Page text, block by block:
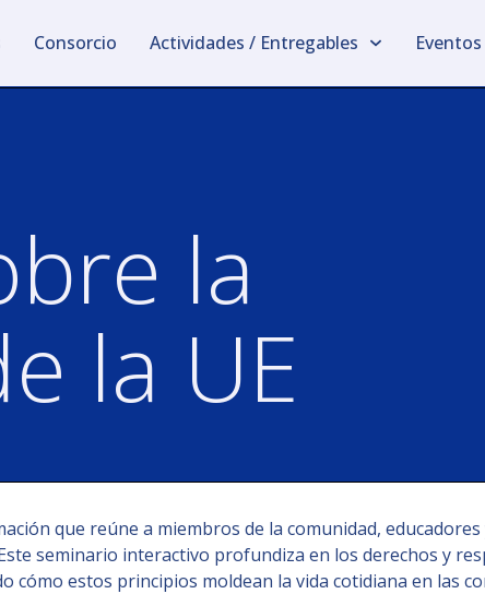
Consorcio Actividades / Entregables Eventos
la
la UE
que reúne a miembros de la comunidad,
seminario interactivo profundiza en los derechos y
cómo estos principios moldean la vida cotidiana en las